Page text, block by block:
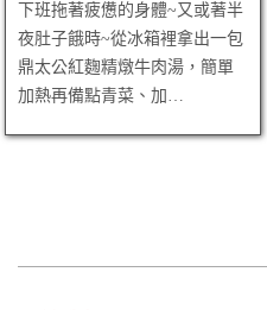
下班拖著疲憊的身體~又或著半
夜肚子餓時~從冰箱裡拿出一包
鼎太公紅麴精燉牛肉湯，簡單
加熱再備點青菜、加…